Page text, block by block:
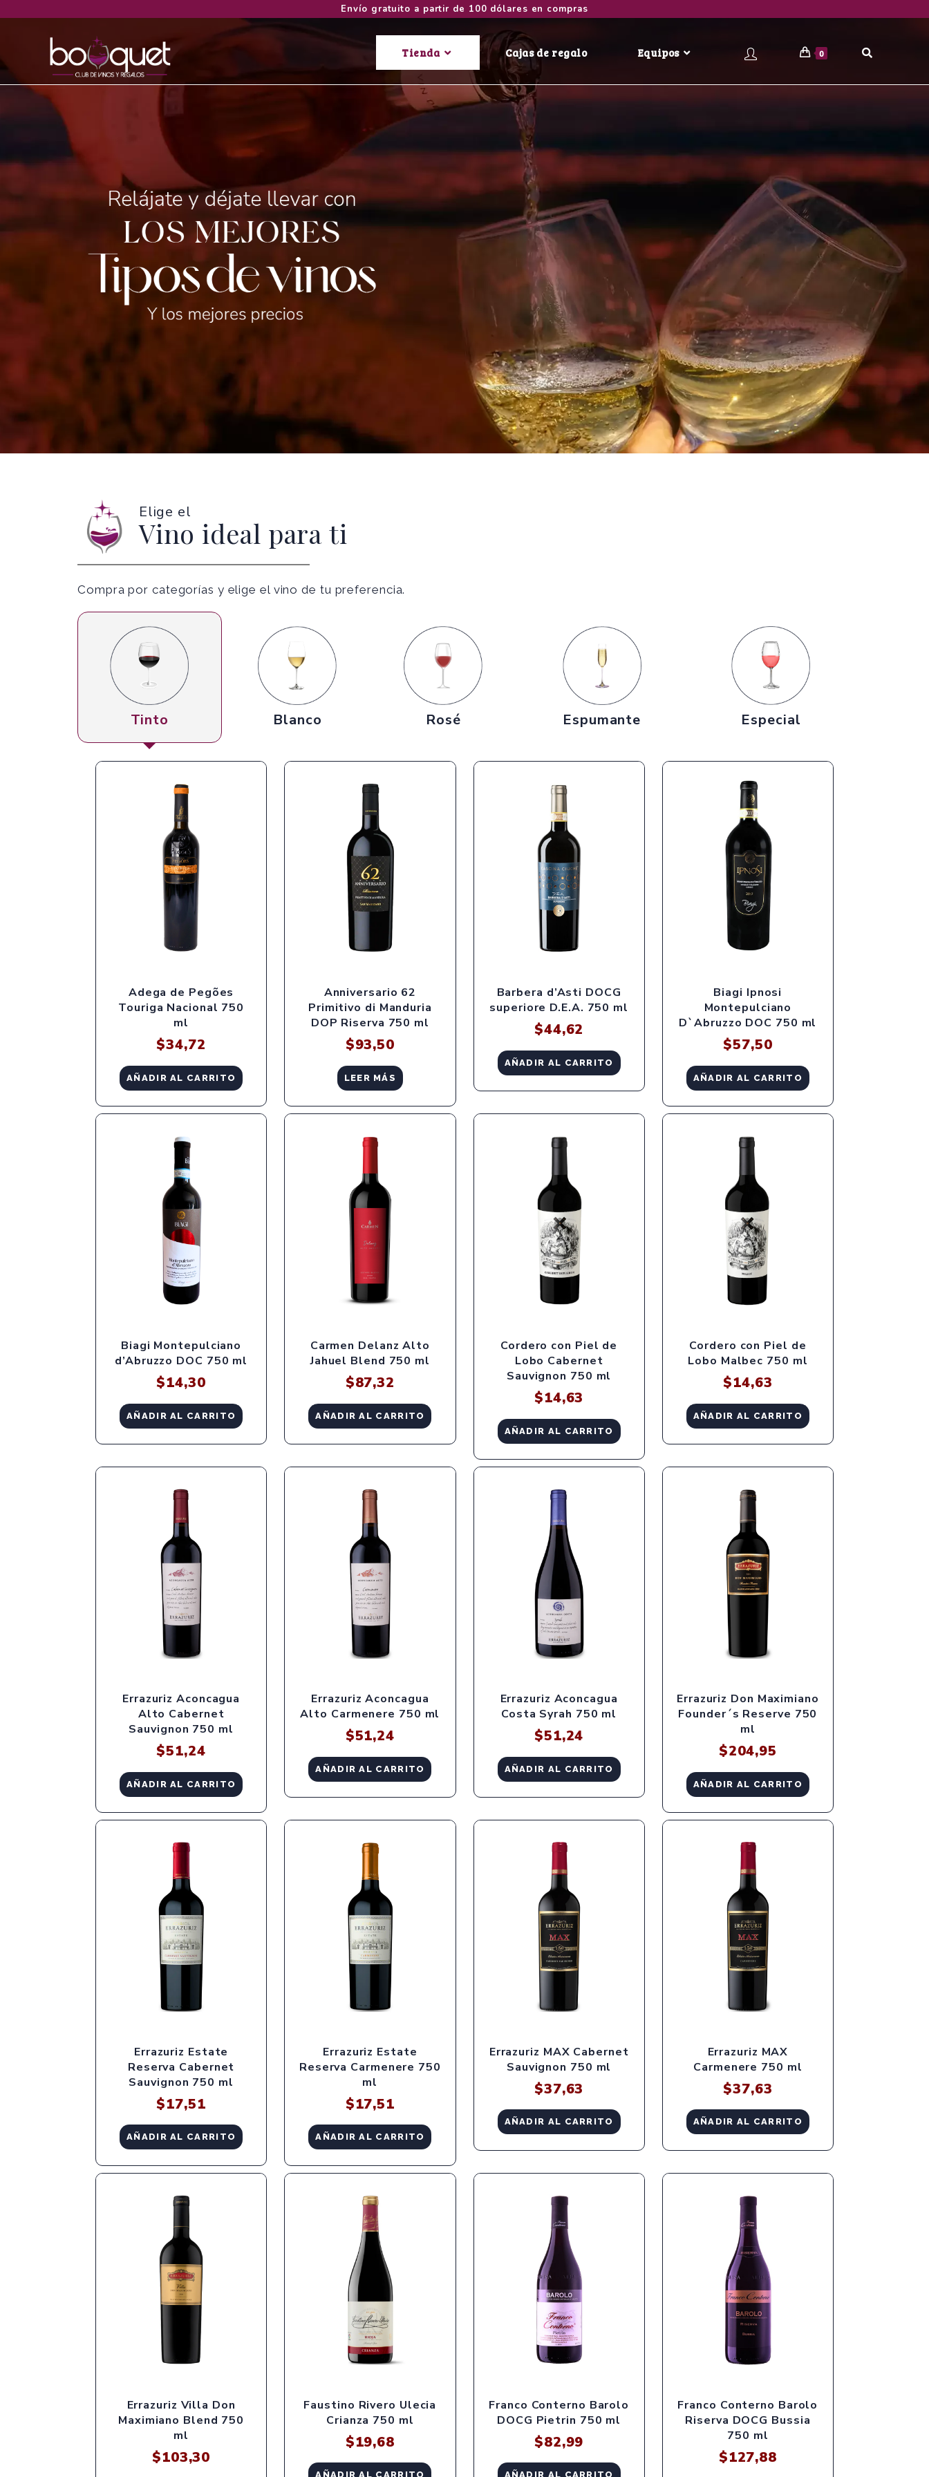
Envío gratuito a partir de 100 dólares en compras
Tienda Cajas de regalo Equipos 0
Elige el
Vino ideal para ti
Compra por categorías y elige el vino de tu preferencia.
Tinto Blanco Rosé Espumante Especial
Adega de Pegões
Touriga Nacional 750
ml
$34,72
AÑADIR AL CARRITO
Anniversario 62
Primitivo di Manduria
DOP Riserva 750 ml
$93,50
LEER MÁS
Barbera d’Asti DOCG
superiore D.E.A. 750 ml
$44,62
AÑADIR AL CARRITO
Biagi Ipnosi
Montepulciano
D`Abruzzo DOC 750 ml
$57,50
AÑADIR AL CARRITO
Biagi Montepulciano
d’Abruzzo DOC 750 ml
$14,30
AÑADIR AL CARRITO
Carmen Delanz Alto
Jahuel Blend 750 ml
$87,32
AÑADIR AL CARRITO
Cordero con Piel de
Lobo Cabernet
Sauvignon 750 ml
$14,63
AÑADIR AL CARRITO
Cordero con Piel de
Lobo Malbec 750 ml
$14,63
AÑADIR AL CARRITO
Errazuriz Aconcagua
Alto Cabernet
Sauvignon 750 ml
$51,24
AÑADIR AL CARRITO
Errazuriz Aconcagua
Alto Carmenere 750 ml
$51,24
AÑADIR AL CARRITO
Errazuriz Aconcagua
Costa Syrah 750 ml
$51,24
AÑADIR AL CARRITO
Errazuriz Don Maximiano
Founder´s Reserve 750
ml
$204,95
AÑADIR AL CARRITO
Errazuriz Estate
Reserva Cabernet
Sauvignon 750 ml
$17,51
AÑADIR AL CARRITO
Errazuriz Estate
Reserva Carmenere 750
ml
$17,51
AÑADIR AL CARRITO
Errazuriz MAX Cabernet
Sauvignon 750 ml
$37,63
AÑADIR AL CARRITO
Errazuriz MAX
Carmenere 750 ml
$37,63
AÑADIR AL CARRITO
Errazuriz Villa Don
Maximiano Blend 750
ml
$103,30
Faustino Rivero Ulecia
Crianza 750 ml
$19,68
AÑADIR AL CARRITO
Franco Conterno Barolo
DOCG Pietrin 750 ml
$82,99
AÑADIR AL CARRITO
Franco Conterno Barolo
Riserva DOCG Bussia
750 ml
$127,88